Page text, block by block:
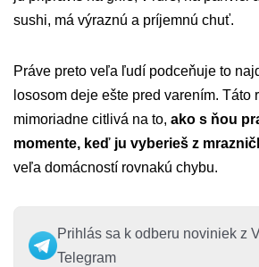
sushi, má výraznú a príjemnú chuť.
Práve preto veľa ľudí podceňuje to
lososom deje ešte pred varením. Táto
mimoriadne citlivá na to, ako s ňou
momente, keď ju vyberieš z
veľa domácností rovnakú chybu.
Prihlás sa k odberu noviniek z
Telegram